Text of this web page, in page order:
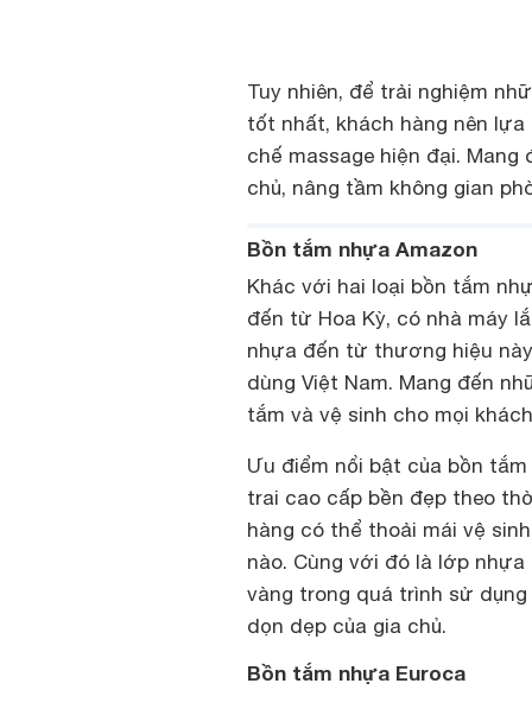
Tuy nhiên, để trải nghiệm
tốt nhất, khách hàng nên
chế massage hiện đại.
chủ, nâng tầm không gian
Bồn tắm nhựa Amazon
Khác với hai loại bồn tắm
đến từ Hoa Kỳ, có nhà máy
nhựa đến từ thương hiệu
dùng Việt Nam. Mang đến
tắm và vệ sinh cho mọi
Ưu điểm nổi bật của bồn
trai cao cấp bền đẹp theo
hàng có thể thoải mái vệ
nào. Cùng với đó là lớp
vàng trong quá trình sử
dọn dẹp của gia chủ.
Bồn tắm nhựa Euroca